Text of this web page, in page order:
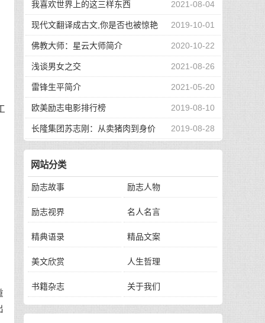
2021-08-04
我喜欢世界上的这三样东西
2019-10-01
现代文翻译成古文,你是否也被惊艳
到了 2020-10-22
佛教大师：星云大师简介
2021-08-26
浅谈男女之交
2021-05-20
雷锋生平简介
2019-08-10
欧美励志电影排行榜
2019-08-28
长隆集团苏志刚：从卖猪肉到身价
130亿，他的秘诀是？
网站分类
励志故事 励志人物
励志视界 名人名言
精典语录 精品文案
美文欣赏 人生哲理
书籍杂志 关于我们